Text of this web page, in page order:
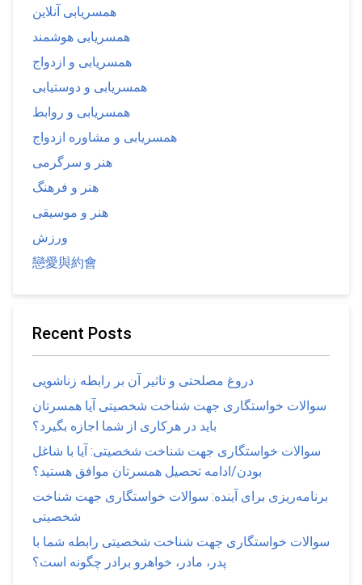
همسریابی آنلاین
همسریابی هوشمند
همسریابی و ازدواج
همسریابی و دوستیابی
همسریابی و روابط
همسریابی و مشاوره ازدواج
هنر و سرگرمی
هنر و فرهنگ
هنر و موسیقی
ورزش
戀愛與約會
Recent Posts
دروغ مصلحتی و تاثیر آن بر رابطه زناشویی
سوالات خواستگاری جهت شناخت شخصیتی آیا همسرتان
باید در هرکاری از شما اجازه بگیرد؟
سوالات خواستگاری جهت شناخت شخصیتی: آیا با شاغل
بودن/ادامه تحصیل همسرتان موافق هستید؟
برنامه‌ریزی برای آینده: سوالات خواستگاری جهت شناخت
شخصیتی
سوالات خواستگاری جهت شناخت شخصیتی رابطه شما با
پدر، مادر، خواهرو برادر چگونه است؟